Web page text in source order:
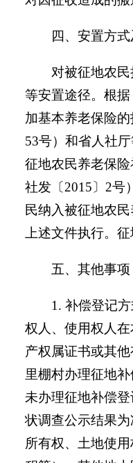
四、安置方
对被征地农
等安置途径。根
加基本养老保险
53号）和省人社
征地农民养老保
社发〔2015〕 2号
民纳入被征地农
上述文件执行。
五、其他事项
1. 补偿登记方
权人、使用权人
产权属证书或其
里棚村办理征地
未办理征地补偿
状调查公示结果
所有权、土地使